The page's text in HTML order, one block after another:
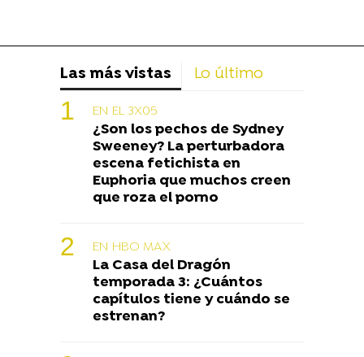
Las más vistas Lo último
EN EL 3X05
¿Son los pechos de Sydney
Sweeney? La perturbadora
escena fetichista en
Euphoria que muchos creen
que roza el porno
EN HBO MAX
La Casa del Dragón
temporada 3: ¿Cuántos
capítulos tiene y cuándo se
estrenan?